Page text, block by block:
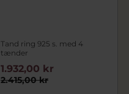
Tand ring 925 s. med 4
tænder
2.415,00 kr
1.932,00 kr